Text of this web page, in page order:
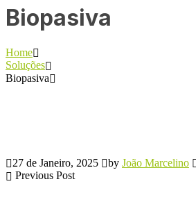
Biopasiva
Home
Soluções
Biopasiva
27 de Janeiro, 2025 by João Marcelino
Previous Post